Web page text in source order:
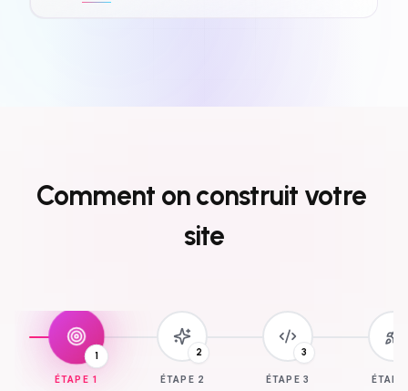
Comment onconstruit votre
site
1
ÉTAPE 1
2
ÉTAPE 2
3
ÉTAPE 3 ÉTAPE